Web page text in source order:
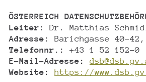
ÖSTERREICH
Leiter: Dr. Matthias
Adresse: Barichgasse 40-42,
Telefonnr.: +43 1 52 152-0
E-Mail-Adresse:
Website: https://